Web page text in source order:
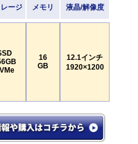
ージ メモリ 液晶/解像度
16
GB
12.1インチ
1920×1200